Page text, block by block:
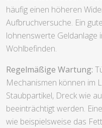
häufig einen höheren
Aufbruchversuche. Ein
lohnenswerte Geldanlage
Wohlbefinden.
Regelmäßige Wartung:
Mechanismen können im
Staubpartikel, Dreck wie
beeinträchtigt werden.
wie beispielsweise das